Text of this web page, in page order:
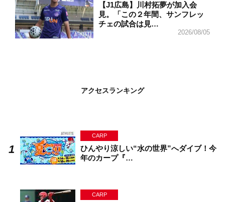
【J1広島】川村拓夢が加入会
見。「この２年間、サンフレッ
チェの試合は見…
2026/08/05
アクセスランキング
CARP
ひんやり涼しい“水の世界”へダイブ！今
年のカープ『…
CARP